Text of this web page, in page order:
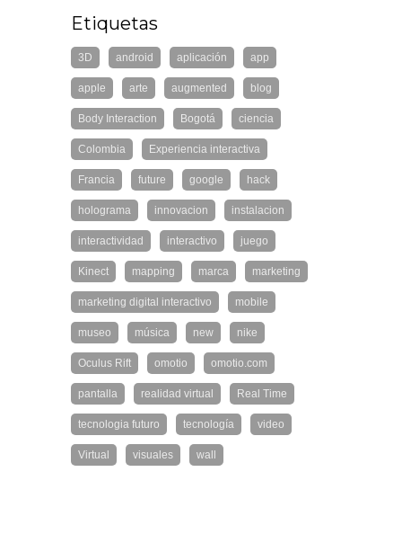
Etiquetas
3D android aplicación app
apple arte augmented blog
Body Interaction Bogotá ciencia
Colombia Experiencia interactiva
Francia future google hack
holograma innovacion instalacion
interactividad interactivo juego
Kinect mapping marca marketing
marketing digital interactivo mobile
museo música new nike
Oculus Rift omotio omotio.com
pantalla realidad virtual Real Time
tecnologia futuro tecnología video
Virtual visuales wall